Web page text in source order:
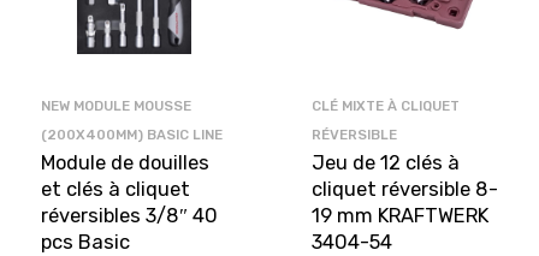
NEW MODULE MOUSSE
(200X400MM) BASIC LINE
Module de douilles
et clés à cliquet
réversibles 3/8″ 40
pcs Basic
CLÉ MIXTE À CLIQUET
RÉVERSIBLE
Jeu de 12 clés à
cliquet réversible 8-
19 mm KRAFTWERK
3404-54